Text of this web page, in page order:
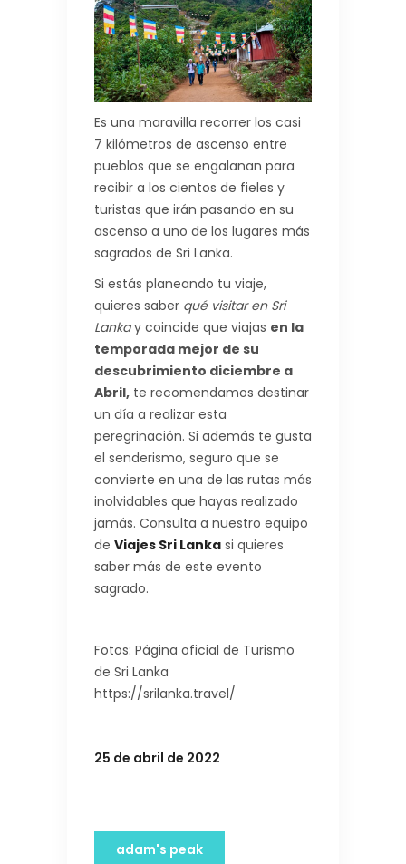
Es una maravilla recorrer los casi
7 kilómetros de ascenso entre
pueblos que se engalanan para
recibir a los cientos de fieles y
turistas que irán pasando en su
ascenso a uno de los lugares más
sagrados de Sri Lanka.
Si estás planeando tu viaje,
quieres saber qué visitar en Sri
Lankay coincide que viajas en la
temporada mejor de su
descubrimiento diciembre a
Abril, te recomendamos destinar
un día a realizar esta
peregrinación. Si además te gusta
el senderismo, seguro que se
convierte en una de las rutas más
inolvidables que hayas realizado
jamás. Consulta a nuestro equipo
de Viajes Sri Lanka si quieres
saber más de este evento
sagrado.
Fotos: Página oficial de Turismo
de Sri Lanka
https://srilanka.travel/
25 de abril de 2022
adam's peak